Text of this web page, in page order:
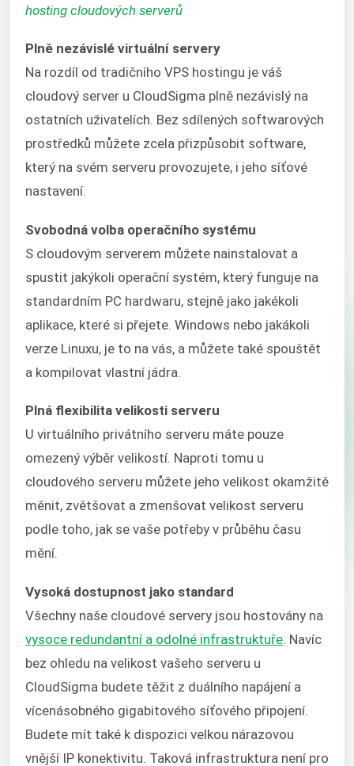
hosting cloudových serverů
Plně nezávislé virtuální servery
Na rozdíl od tradičního VPS hostingu je váš
cloudový server u CloudSigma plně nezávislý na
ostatních uživatelích. Bez sdílených softwarových
prostředků můžete zcela přizpůsobit software,
který na svém serveru provozujete, i jeho síťové
nastavení.
Svobodná volba operačního systému
S cloudovým serverem můžete nainstalovat a
spustit jakýkoli operační systém, který funguje na
standardním PC hardwaru, stejně jako jakékoli
aplikace, které si přejete. Windows nebo jakákoli
verze Linuxu, je to na vás, a můžete také spouštět
a kompilovat vlastní jádra.
Plná flexibilita velikosti serveru
U virtuálního privátního serveru máte pouze
omezený výběr velikostí. Naproti tomu u
cloudového serveru můžete jeho velikost okamžitě
měnit, zvětšovat a zmenšovat velikost serveru
podle toho, jak se vaše potřeby v průběhu času
mění.
Vysoká dostupnost jako standard
Všechny naše cloudové servery jsou hostovány na
vysoce redundantní a odolné infrastruktuře . Navíc
bez ohledu na velikost vašeho serveru u
CloudSigma budete těžit z duálního napájení a
vícenásobného gigabitového síťového připojení.
Budete mít také k dispozici velkou nárazovou
vnější IP konektivitu. Taková infrastruktura není pro